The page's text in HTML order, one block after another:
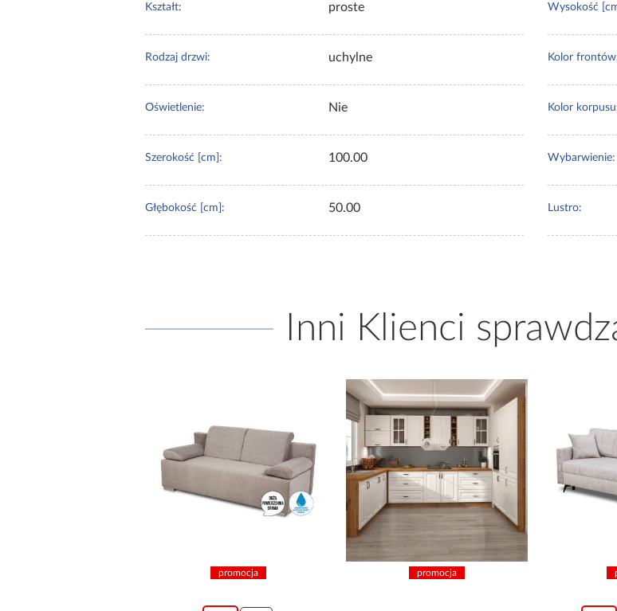
Kształt: proste
Rodzaj drzwi: uchylne
Oświetlenie: Nie
Szerokość [cm]: 100.00
Głębokość [cm]: 50.00
Wysokość
Kolor
Kolor
Wybarwienie:
Lustro:
Inni Klienci
promocja promocja